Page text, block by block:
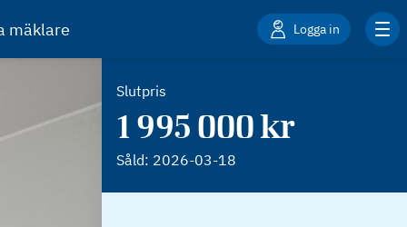
mäklare Logga in
Slutpris
1 995 000 kr
Såld: 2026-03-18